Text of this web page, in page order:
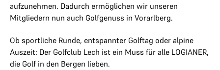
aufzunehmen. Dadurch ermöglichen wir unseren
Mitgliedern nun auch Golfgenuss in Vorarlberg.
Ob sportliche Runde, entspannter Golftag oder alpine
Auszeit: Der Golfclub Lech ist ein Muss für alle LOGIANER,
die Golf in den Bergen lieben.